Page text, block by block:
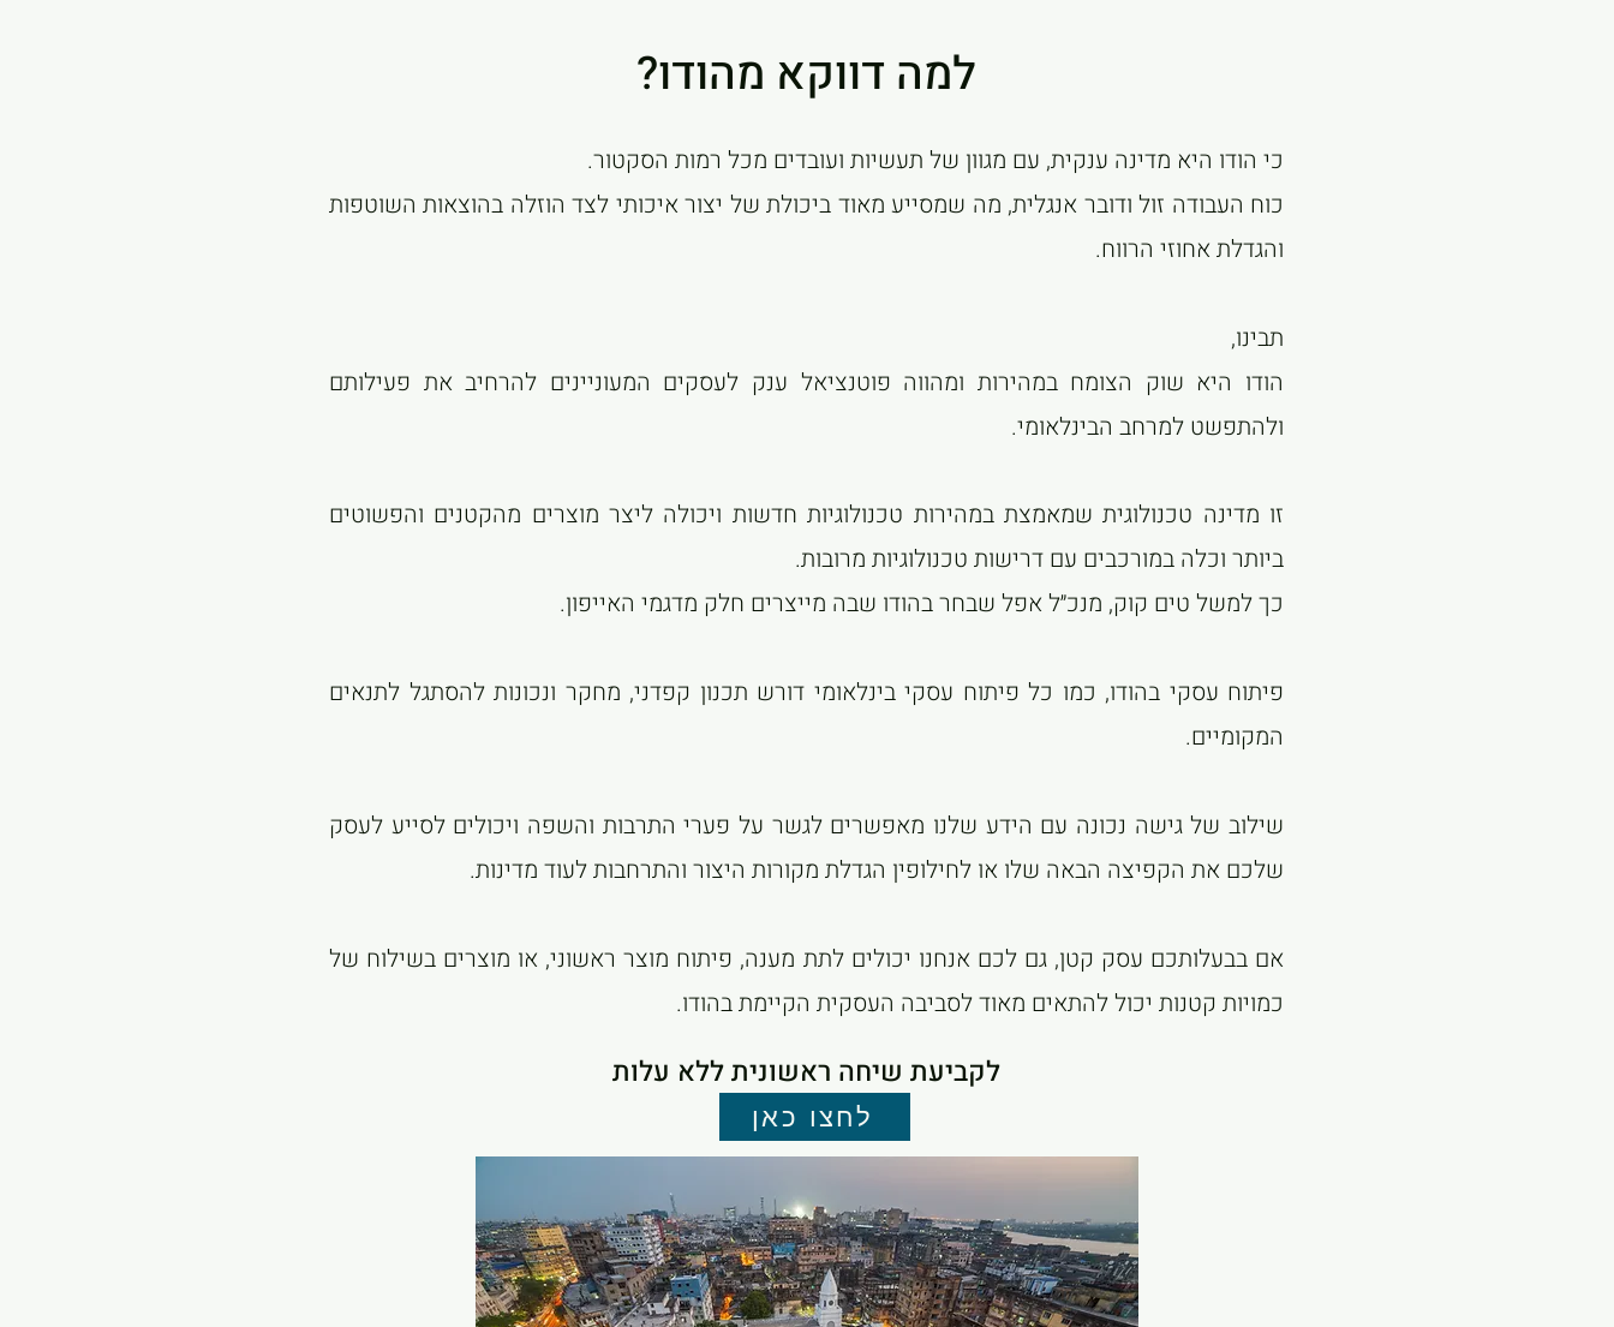
למה דווקא מהודו?
כי הודו היא מדינה ענקית, עם מגוון של תעשיות ועובדים מכל רמות הסקטור.
כוח העבודה זול ודובר אנגלית, מה שמסייע מאוד ביכולת של יצור איכותי לצד הוזלה בהוצאות השוטפות
והגדלת אחוזי הרווח.
תבינו,
הודו היא שוק הצומח במהירות ומהווה פוטנציאל ענק לעסקים המעוניינים להרחיב את פעילותם
ולהתפשט למרחב הבינלאומי.
זו מדינה טכנולוגית שמאמצת במהירות טכנולוגיות חדשות ויכולה ליצר מוצרים מהקטנים והפשוטים
ביותר וכלה במורכבים עם דרישות טכנולוגיות מרובות.
כך למשל טים קוק, מנכ״ל אפל שבחר בהודו שבה מייצרים חלק מדגמי האייפון.
פיתוח עסקי בהודו, כמו כל פיתוח עסקי בינלאומי דורש תכנון קפדני, מחקר ונכונות להסתגל לתנאים
המקומיים.
שילוב של גישה נכונה עם הידע שלנו מאפשרים לגשר על פערי התרבות והשפה ויכולים לסייע לעסק
שלכם את הקפיצה הבאה שלו או לחילופין הגדלת מקורות היצור והתרחבות לעוד מדינות.
אם בבעלותכם עסק קטן, גם לכם אנחנו יכולים לתת מענה, פיתוח מוצר ראשוני, או מוצרים בשילוח של
כמויות קטנות יכול להתאים מאוד לסביבה העסקית הקיימת בהודו.
לקביעת שיחה ראשונית ללא עלות
לחצו כאן